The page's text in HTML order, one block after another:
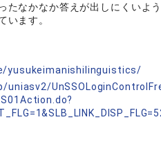
たなかなか答えが出しにくいよ
います。
yusukeimanishilinguistics/